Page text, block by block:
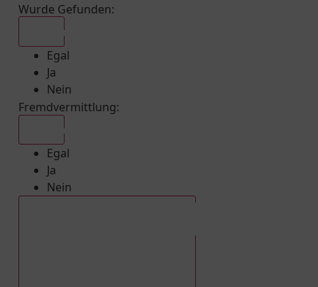
Wurde Gefunden:
Egal
Ja
Nein
Fremdvermittlung:
Egal
Ja
Nein